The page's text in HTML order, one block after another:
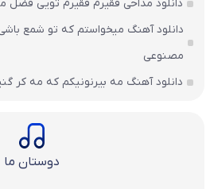
دانلود مداحی فقیرم فقیرم تویی فضل
دانلود آهنگ میخواستم که تو شمع
مصنوعی
دانلود آهنگ مه بیرنونیکم که مه کر
دوستان ما